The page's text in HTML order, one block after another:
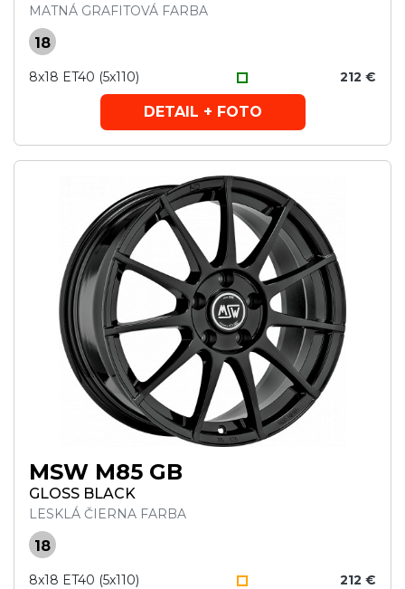
MATNÁ GRAFITOVÁ FARBA
18
8x18 ET40 (5x110) 212 €
DETAIL + FOTO
MSW M85 GB
GLOSS BLACK
LESKLÁ ČIERNA FARBA
18
8x18 ET40 (5x110) 212 €